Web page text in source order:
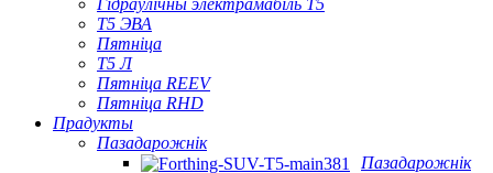
Гідраўлічны электрамабіль T5
Т5 ЭВА
Пятніца
Т5 Л
Пятніца REEV
Пятніца RHD
Прадукты
Пазадарожнік
Пазадарожнік